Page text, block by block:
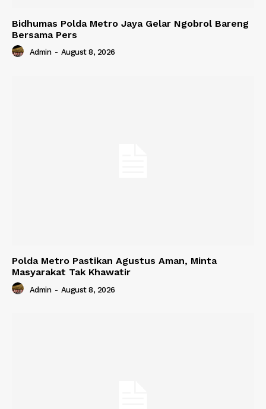
Bidhumas Polda Metro Jaya Gelar Ngobrol Bareng
Bersama Pers
Admin - August 8, 2026
Polda Metro Pastikan Agustus Aman, Minta
Masyarakat Tak Khawatir
Admin - August 8, 2026